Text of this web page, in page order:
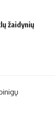
žaidynių